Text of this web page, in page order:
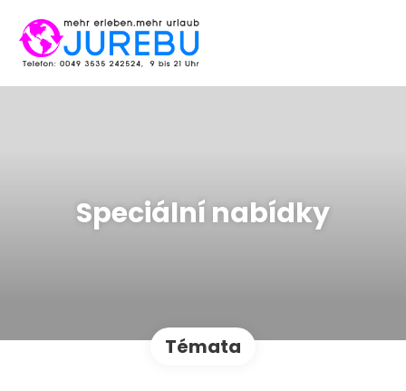
Speciální nabídky
Témata